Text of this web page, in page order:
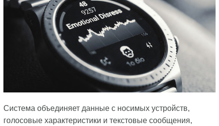
Система объединяет данные с носимых устройств,
голосовые характеристики и текстовые сообщения,